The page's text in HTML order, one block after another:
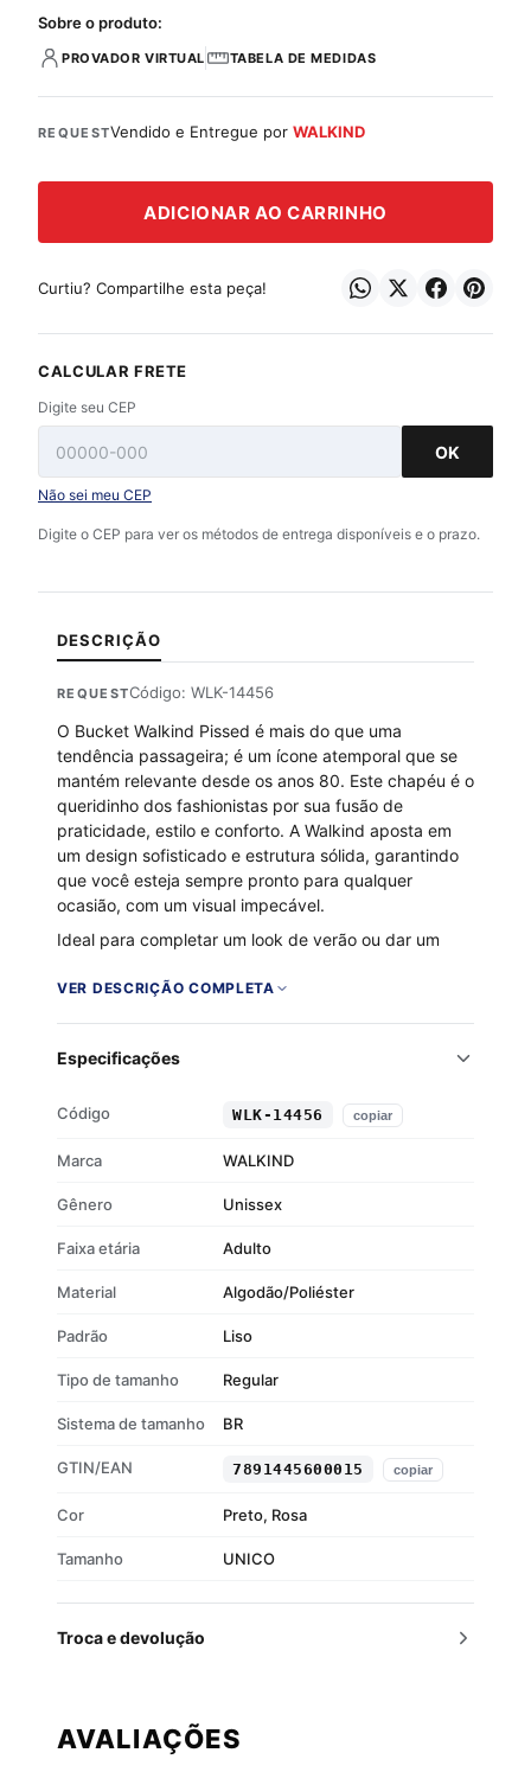
Sobre o produto:
PROVADOR VIRTUAL TABELA DE MEDIDAS
REQUESTVendido e Entregue porWALKIND
ADICIONAR AO CARRINHO
Curtiu? Compartilhe esta peça!
CALCULAR FRETE
Digite seu CEP
OK
Não sei meu CEP
Digite o CEP para ver os métodos de entrega disponíveis e o prazo.
DESCRIÇÃO
REQUESTCódigo: WLK-14456
O Bucket Walkind Pissed é mais do que uma
tendência passageira; é um ícone atemporal que se
mantém relevante desde os anos 80. Este chapéu é o
queridinho dos fashionistas por sua fusão de
praticidade, estilo e conforto. A Walkind aposta em
um design sofisticado e estrutura sólida, garantindo
que você esteja sempre pronto para qualquer
ocasião, com um visual impecável.
Ideal para completar um look de verão ou dar um
é a escolha perfeita. Seu ajuste confortável
Design sofisticado e estrutura sólida
Ajuste confortável para qualquer cabeça
Proteção eficaz contra o sol
VER DESCRIÇÃO COMPLETA
Especificações
Código WLK-14456 copiar
Marca WALKIND
Gênero Unissex
Faixa etária Adulto
Material Algodão/Poliéster
Padrão Liso
Tipo de tamanho Regular
Sistema de tamanho BR
GTIN/EAN 7891445600015 copiar
Cor Preto, Rosa
Tamanho UNICO
Troca e devolução
AVALIAÇÕES